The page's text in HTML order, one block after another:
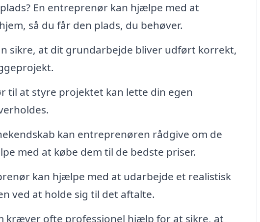
En entreprenør kan hjælpe med at
så du får den plads, du behøver.
sikre, at dit grundarbejde bliver udført korrekt,
til at styre projektet kan lette din egen
kan entreprenøren rådgive om de
med at købe dem til de bedste priser.
kan hjælpe med at udarbejde et realistisk
ved at holde sig til det aftalte.
kræver ofte professionel hjælp for at sikre, at